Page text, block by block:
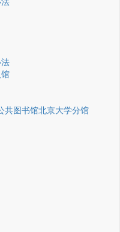
共图书馆北京大学分馆